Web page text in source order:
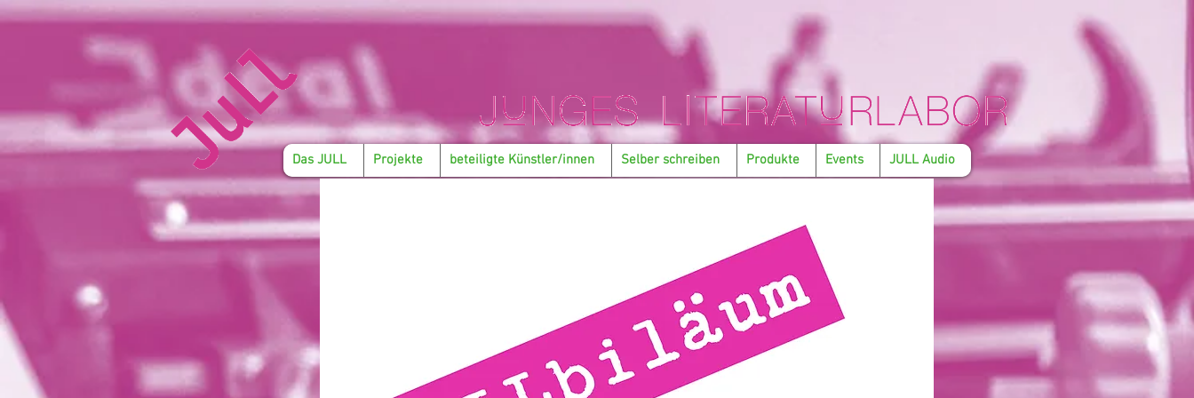
Das JULL Projekte beteiligte Künstler/innen Selber schreiben Produkte Events JULL Audio